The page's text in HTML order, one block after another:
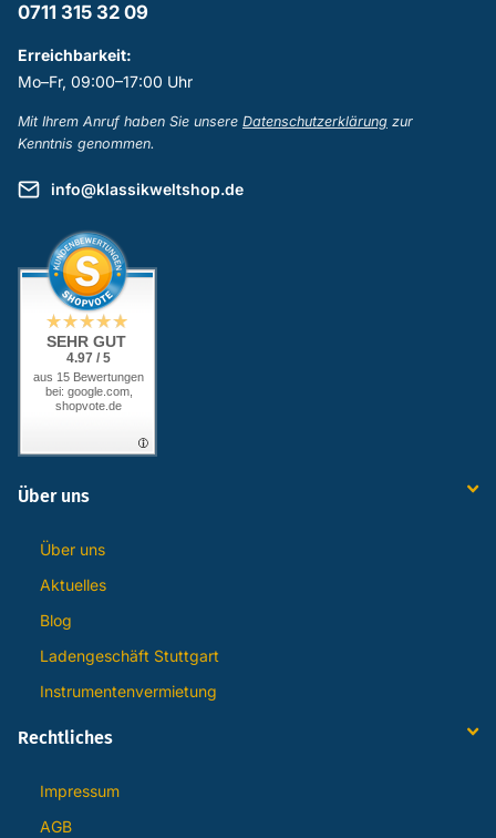
0711 315 32 09
Erreichbarkeit:
Mo–Fr, 09:00–17:00 Uhr
Mit Ihrem Anruf haben Sie unsere Datenschutzerklärung zur
Kenntnis genommen.
info@klassikweltshop.de
SEHR GUT
4.97 / 5
aus 15 Bewertungen
bei: google.com,
shopvote.de
Über uns
Über uns
Aktuelles
Blog
Ladengeschäft Stuttgart
Instrumentenvermietung
Rechtliches
Impressum
AGB